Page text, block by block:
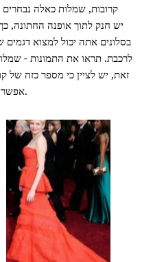
קרובות, שמלות כאלה
בסלונים אתה יכול למצוא
לרכבת. תראו את התמונות -
זאת, יש לציין כי מספר כזה של
אפשרות זו מתאימה רק עבור בנות גבוה למדי.